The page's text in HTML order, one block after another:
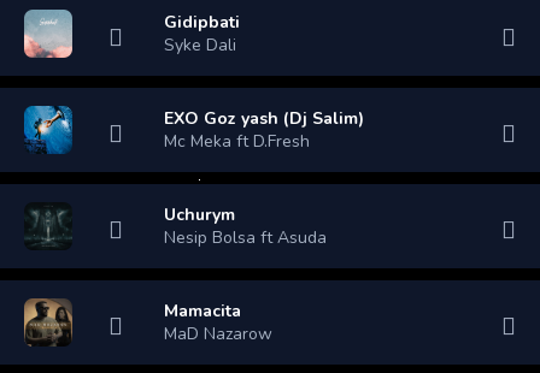
Gidipbati
Syke Dali
EXO Goz yash (Dj Salim)
Mc Meka ft D.Fresh
Uchurym
Nesip Bolsa ft Asuda
Mamacita
MaD Nazarow